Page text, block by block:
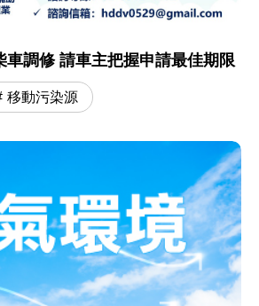
車調修 請車主把握申請最佳期限
移動污染源